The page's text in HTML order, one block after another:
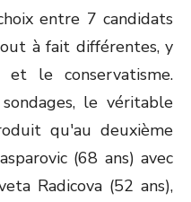
entre 7 candidats
à fait différentes, y
et le conservatisme.
le véritable
qu'au deuxième
(68 ans) avec
Radicova (52 ans),